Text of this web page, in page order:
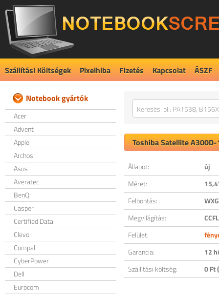
Szállítási Költségek Pixelhiba Fizetés Kapcsolat ÁSZF
Notebook gyártók
Acer
Advent
Apple
Archos
Asus
Averatec
BenQ
Casper
Certified Data
Clevo
Compal
CyberPower
Dell
Eurocom
ToshibaSatellite
Állapot:
új
Méret:
Felbontás:
Megvilágítás:
CCFL
Felület:
Garancia:
12
Szállítási költség:
0 Ft